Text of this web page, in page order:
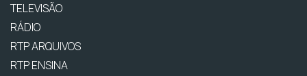
TELEVISÃO
RÁDIO
RTP ARQUIVOS
RTP ENSINA